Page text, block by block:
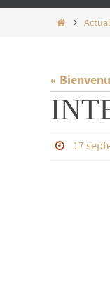
le
Home
«
17